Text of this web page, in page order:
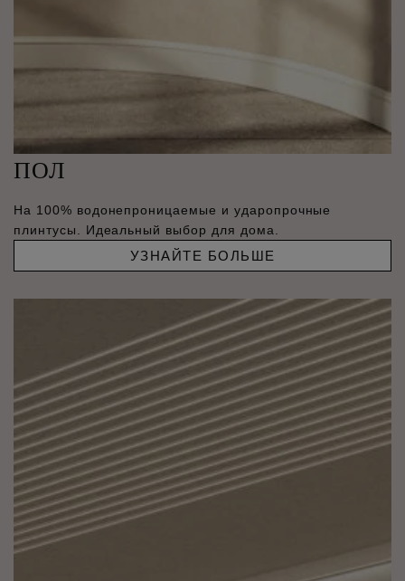
ПОЛ
На 100% водонепроницаемые и ударопрочные
плинтусы. Идеальный выбор для дома.
УЗНАЙТЕ БОЛЬШЕ